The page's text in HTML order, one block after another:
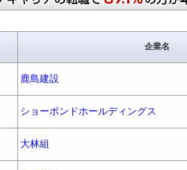
企業名
鹿島建設
ショーボンドホールディングス
大林組